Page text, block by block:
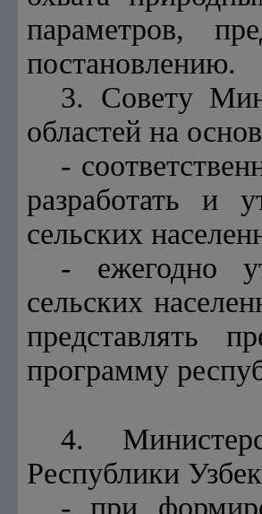
параметров,
постановлению.
3. Совету
областей на
-
разработать и
сельских
- ежегодно
сельских
представлять
программу
4.
Республики
- при